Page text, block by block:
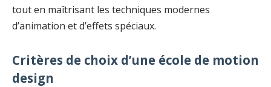
tout en maîtrisant les techniques modernes
d’animation et d’effets spéciaux.
Critères de choix d’une école de motion
design